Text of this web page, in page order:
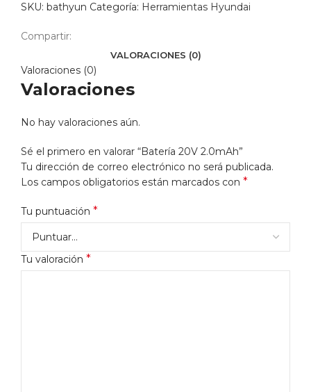
SKU: bathyun Categoría: Herramientas Hyundai
Compartir:
VALORACIONES (0)
Valoraciones (0)
Valoraciones
No hay valoraciones aún.
Sé el primero en valorar “Batería 20V 2.0mAh”
Tu dirección de correo electrónico no será publicada.
Los campos obligatorios están marcados con *
Tu puntuación *
Tu valoración *